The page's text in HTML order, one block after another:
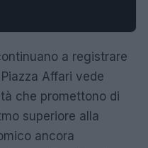
a registrare
Affari vede
che promettono di
superiore alla
ancora